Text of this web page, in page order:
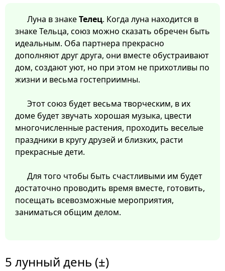
Луна в знакеТелец. Когда луна находится в
знаке Тельца, союз можно сказать обречен быть
идеальным. Оба партнера прекрасно
дополняют друг друга, они вместе обустраивают
дом, создают уют, но при этом не прихотливы по
жизни и весьма гостеприимны.
Этот союз будет весьма творческим, в их
доме будет звучать хорошая музыка, цвести
многочисленные растения, проходить веселые
праздники в кругу друзей и близких, расти
прекрасные дети.
Для того чтобы быть счастливыми им будет
достаточно проводить время вместе, готовить,
посещать всевозможные мероприятия,
заниматься общим делом.
5 лунный день (±)